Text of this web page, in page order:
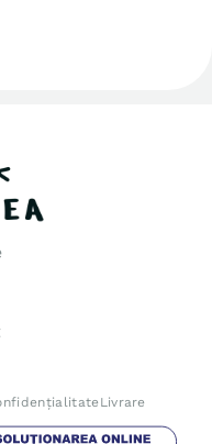
Livrare